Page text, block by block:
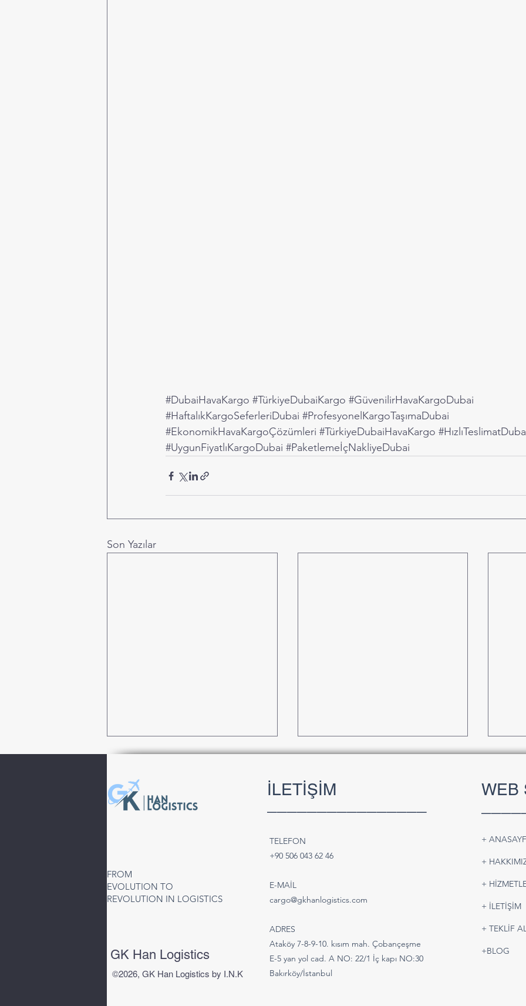
#DubaiHavaKargo #TürkiyeDubaiKargo #GüvenilirHavaKargoDubai
#HaftalıkKargoSeferleriDubai #ProfesyonelKargoTaşımaDubai
#EkonomikHavaKargoÇözümleri #TürkiyeDubaiHavaKargo
#UygunFiyatlıKargoDubai #PaketlemeİçNakliyeDubai
Son Yazılar
(TAS) Direkt ve Aktarmalı
Çözümler
Batarya ve Pil Taşımacılığı |
GK Han Logistics
©2026, GK Han Logistics by I.N.K
İLETİŞİM
________________
TELEFON
+90 506 043 62 46
E-MAİL
cargo@gkhanlogistics.com
ADRES
Ataköy 7-8-9-10. kısım mah. Çobançeşme
E-5 yan yol cad. A NO: 22/1 İç kapı NO:30
Bakırköy/İstanbul
FROM
EVOLUTION TO
REVOLUTION IN LOGISTICS
WEB
+
+
+
+ İLETİŞİM
+ TEKLİF
+BLOG